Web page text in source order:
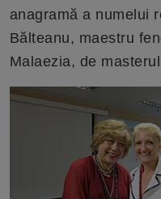
anagramă a numelui
Bălteanu, maestru
Malaezia, de